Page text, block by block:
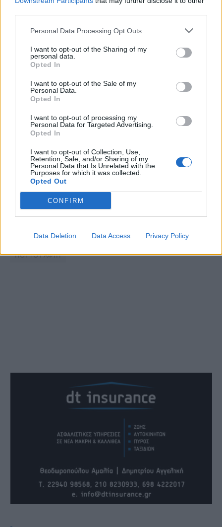
Personal Data Processing Opt Outs
I want to opt-out of the Sharing of my
personal data.
Opted In
I want to opt-out of the Sale of my
Personal Data.
Opted In
I want to opt-out of processing my
Personal Data for Targeted Advertising.
Opted In
I want to opt-out of Collection, Use,
Retention, Sale, and/or Sharing of my
Personal Data that Is Unrelated with the
Purposes for which it was collected.
Opted Out
CONFIRM
Data Deletion Data Access Privacy Policy
δημος μαρκοπουλου ΔΙΑΚΟΠΗ ΝΕΡΟΥ
ΠΟΡΤΟ ΡΑΦΤΗ